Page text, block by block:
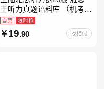
王听力真题语料库 （机考笔
试第二版）备考2026年新版
领跑雅思听力IELTS听力语
料库 新增在
自营 限时抢
19.90 找相似